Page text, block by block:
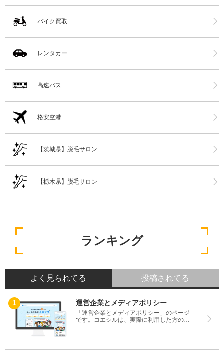
バイク買取
レンタカー
高速バス
格安空港
【茨城県】脱毛サロン
【栃木県】脱毛サロン
ランキング
よく見られてる 投稿されてる
運営企業とメディアポリシー
「運営企業とメディアポリシー」のページ
です。コエシルは、実際に利用した方の口
なく、悪い口コミもしっかり掲載している